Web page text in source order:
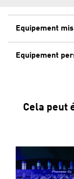
Equipement
Equipement
Cela peut